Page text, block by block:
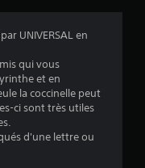
5
UNIVERSAL en
qui vous
et en
la coccinelle peut
ci sont très utiles
d'une lettre ou